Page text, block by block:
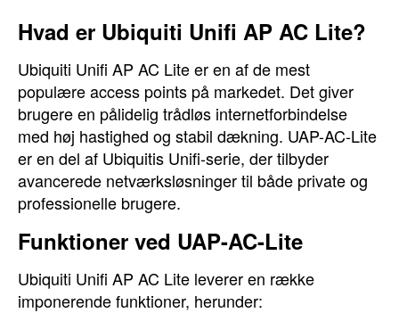
Hvad er Ubiquiti Unifi AP AC Lite?
Ubiquiti Unifi AP AC Lite er en af de mest
populære access points på markedet. Det giver
brugere en pålidelig trådløs internetforbindelse
med høj hastighed og stabil dækning. UAP-AC-Lite
er en del af Ubiquitis Unifi-serie, der tilbyder
avancerede netværksløsninger til både private og
professionelle brugere.
Funktioner ved UAP-AC-Lite
Ubiquiti Unifi AP AC Lite leverer en række
imponerende funktioner, herunder: